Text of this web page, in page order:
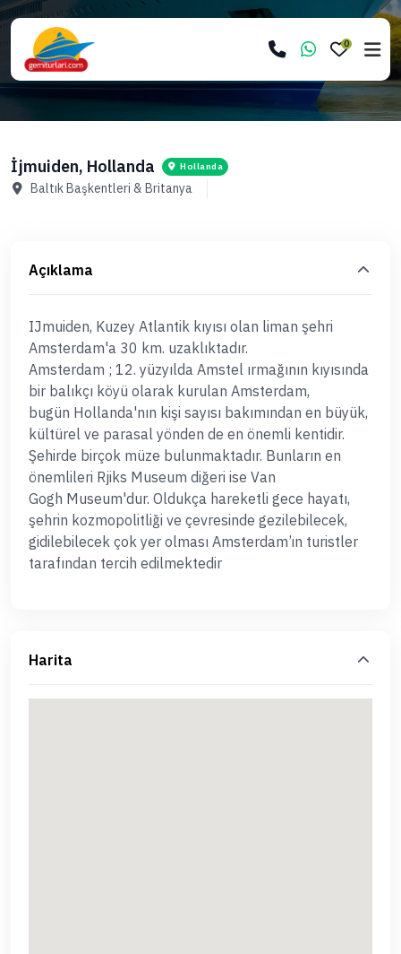
0
İjmuiden, Hollanda Hollanda
Baltık Başkentleri & Britanya
Açıklama
IJmuiden, Kuzey Atlantik kıyısı olan liman şehri
Amsterdam'a 30 km. uzaklıktadır.
Amsterdam ; 12. yüzyılda Amstel ırmağının kıyısında
bir balıkçı köyü olarak kurulan Amsterdam,
bugün Hollanda'nın kişi sayısı bakımından en büyük,
kültürel ve parasal yönden de en önemli kentidir.
Şehirde birçok müze bulunmaktadır. Bunların en
önemlileri Rjiks Museum diğeri ise Van
Gogh Museum'dur. Oldukça hareketli gece hayatı,
şehrin kozmopolitliği ve çevresinde gezilebilecek,
gidilebilecek çok yer olması Amsterdam’ın turistler
tarafından tercih edilmektedir
Harita